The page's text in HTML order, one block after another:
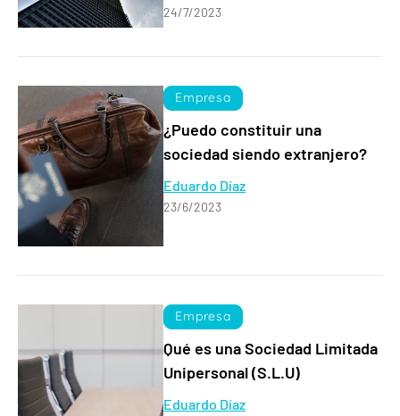
24/7/2023
Empresa
¿Puedo constituir una
sociedad siendo extranjero?
Eduardo Díaz
23/6/2023
Empresa
Qué es una Sociedad Limitada
Unipersonal (S.L.U)
Eduardo Díaz